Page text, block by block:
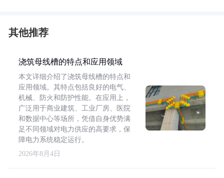
其他推荐
浇筑母线槽的特点和应用领域
本文详细介绍了浇筑母线槽的特点和
应用领域。其特点包括良好的电气、
机械、防火和防护性能。在应用上，
广泛用于商业建筑、工业厂房、医院
和数据中心等场所，凭借自身优势满
足不同领域对电力供应的高要求，保
障电力系统稳定运行。
2026年8月4日